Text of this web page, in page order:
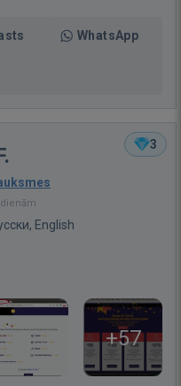
WhatsApp
3
English
+57